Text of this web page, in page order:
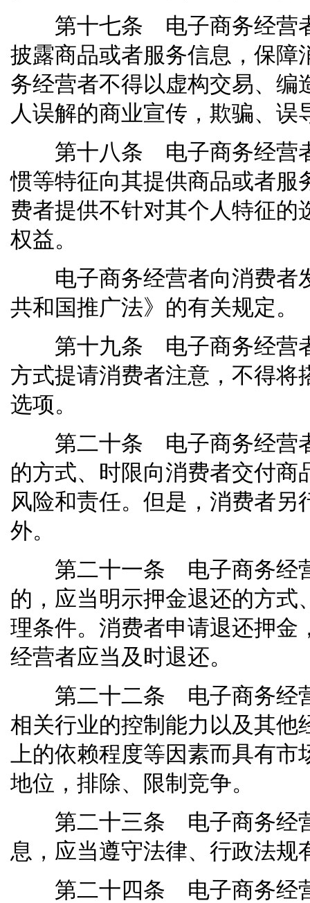
第十七条 电子商务经营者
披露商品或者服务信息，保障
务经营者不得以虚构交易、
人误解的商业宣传，欺骗、误
第十八条 电子商务经营者
惯等特征向其提供商品或者服
费者提供不针对其个人特征
权益。
电子商务经营者向消费者
共和国推广法》的有关规定。
第十九条 电子商务经营者
方式提请消费者注意，不得
选项。
第二十条 电子商务经营者
的方式、时限向消费者交付
风险和责任。但是，消费者
外。
第二十一条 电子商务经营
的，应当明示押金退还的方
理条件。消费者申请退还押金
经营者应当及时退还。
第二十二条 电子商务经营
相关行业的控制能力以及其他
上的依赖程度等因素而具有
地位，排除、限制竞争。
第二十三条 电子商务经营
息，应当遵守法律、行政法规
第二十四条 电子商务经营